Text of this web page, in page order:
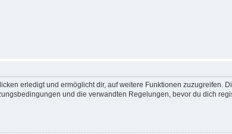
erledigt und ermöglicht dir, auf weitere Funktionen zuzugreifen.
und die verwandten Regelungen, bevor du dich